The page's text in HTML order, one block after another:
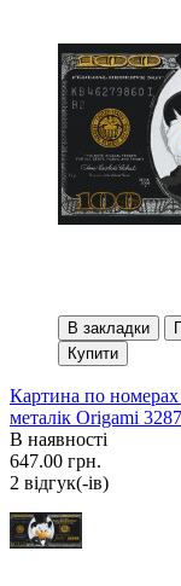
В закладки
Купити
Картина по
металік Origami
В наявності
647.00 грн.
2 вiдгук(-iв)